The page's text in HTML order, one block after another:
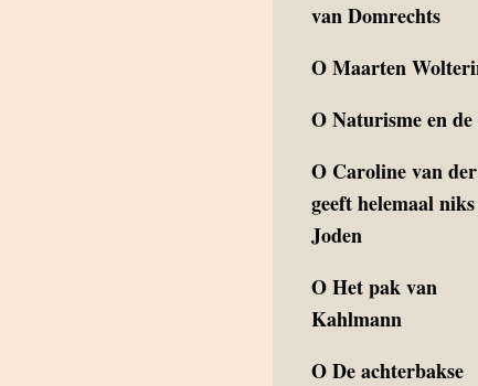
van Domrechts
OMaarten
ONaturisme en
O Caroline van
geeft helemaal
Joden
OHet pak van
Kahlmann
ODe achterbakse